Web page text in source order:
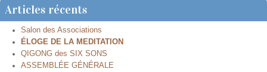
Articles récents
Salon des Associations
ÉLOGE DE LA MEDITATION
QIGONG des SIX SONS
ASSEMBLÉE GÉNÉRALE